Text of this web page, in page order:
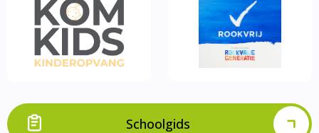
Schoolgids